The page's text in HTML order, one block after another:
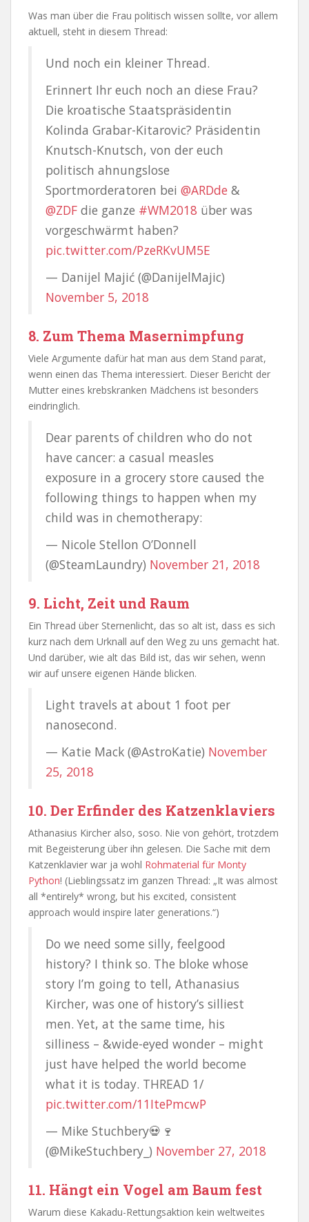
Was man über die Frau politisch wissen sollte, vor allem
aktuell, steht in diesem Thread:
Und noch ein kleiner Thread.
Erinnert Ihr euch noch an diese Frau?
Die kroatische Staatspräsidentin
Kolinda Grabar-Kitarovic? Präsidentin
Knutsch-Knutsch, von der euch
politisch ahnungslose
Sportmorderatoren bei @ARDde &
@ZDF die ganze #WM2018 über was
vorgeschwärmt haben?
pic.twitter.com/PzeRKvUM5E
— Danijel Majić (@DanijelMajic)
November 5, 2018
8. Zum Thema Masernimpfung
Viele Argumente dafür hat man aus dem Stand parat,
wenn einen das Thema interessiert. Dieser Bericht der
Mutter eines krebskranken Mädchens ist besonders
eindringlich.
Dear parents of children who do not
have cancer: a casual measles
exposure in a grocery store caused the
following things to happen when my
child was in chemotherapy:
— Nicole Stellon O’Donnell
(@SteamLaundry) November 21, 2018
9. Licht, Zeit und Raum
Ein Thread über Sternenlicht, das so alt ist, dass es sich
kurz nach dem Urknall auf den Weg zu uns gemacht hat.
Und darüber, wie alt das Bild ist, das wir sehen, wenn
wir auf unsere eigenen Hände blicken.
Light travels at about 1 foot per
nanosecond.
— Katie Mack (@AstroKatie) November
25, 2018
10. Der Erfinder des Katzenklaviers
Athanasius Kircher also, soso. Nie von gehört, trotzdem
mit Begeisterung über ihn gelesen. Die Sache mit dem
Katzenklavier war ja wohl Rohmaterial für Monty
Python! (Lieblingssatz im ganzen Thread: „It was almost
all *entirely* wrong, but his excited, consistent
approach would inspire later generations.“)
Do we need some silly, feelgood
history? I think so. The bloke whose
story I’m going to tell, Athanasius
Kircher, was one of history’s silliest
men. Yet, at the same time, his
silliness – &wide-eyed wonder – might
just have helped the world become
what it is today. THREAD 1/
pic.twitter.com/11ItePmcwP
— Mike Stuchbery💀🍷
(@MikeStuchbery_) November 27, 2018
11. Hängt ein Vogel am Baum fest
Warum diese Kakadu-Rettungsaktion kein weltweites